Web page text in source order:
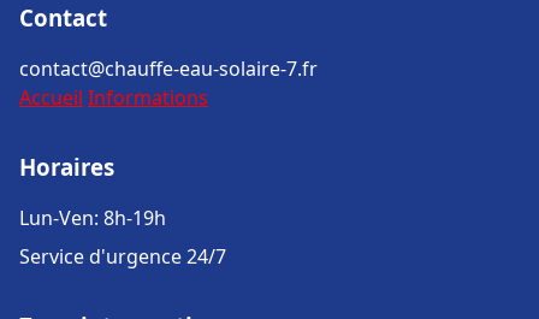
Contact
contact@chauffe-eau-solaire-7.fr
Accueil Informations
Horaires
Lun-Ven: 8h-19h
Service d'urgence 24/7